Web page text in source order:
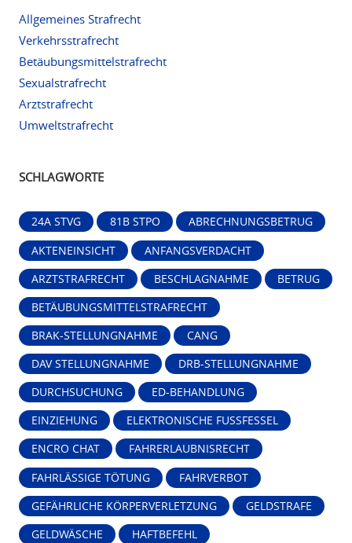
Allgemeines Strafrecht
Verkehrsstrafrecht
Betäubungsmittelstrafrecht
Sexualstrafrecht
Arztstrafrecht
Umweltstrafrecht
SCHLAGWORTE
24A STVG 81B STPO ABRECHNUNGSBETRUG
AKTENEINSICHT ANFANGSVERDACHT
ARZTSTRAFRECHT BESCHLAGNAHME BETRUG
BETÄUBUNGSMITTELSTRAFRECHT
BRAK-STELLUNGNAHME CANG
DAV STELLUNGNAHME DRB-STELLUNGNAHME
DURCHSUCHUNG ED-BEHANDLUNG
EINZIEHUNG ELEKTRONISCHE FUSSFESSEL
ENCRO CHAT FAHRERLAUBNISRECHT
FAHRLÄSSIGE TÖTUNG FAHRVERBOT
GEFÄHRLICHE KÖRPERVERLETZUNG GELDSTRAFE
GELDWÄSCHE HAFTBEFEHL